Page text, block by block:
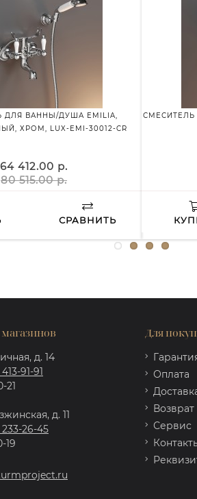
ДЛЯ ВАННЫ/ДУША EMILIA,
ХРОМ, LUX-EMI-30012-CR
64 412.00 р.
80 515.00 р.
СРАВНИТЬ
СМЕСИТЕЛЬ
д. 14
91-91
21
д. 11
233-26-45
19
Для
Оплата
Возврат
Сервис